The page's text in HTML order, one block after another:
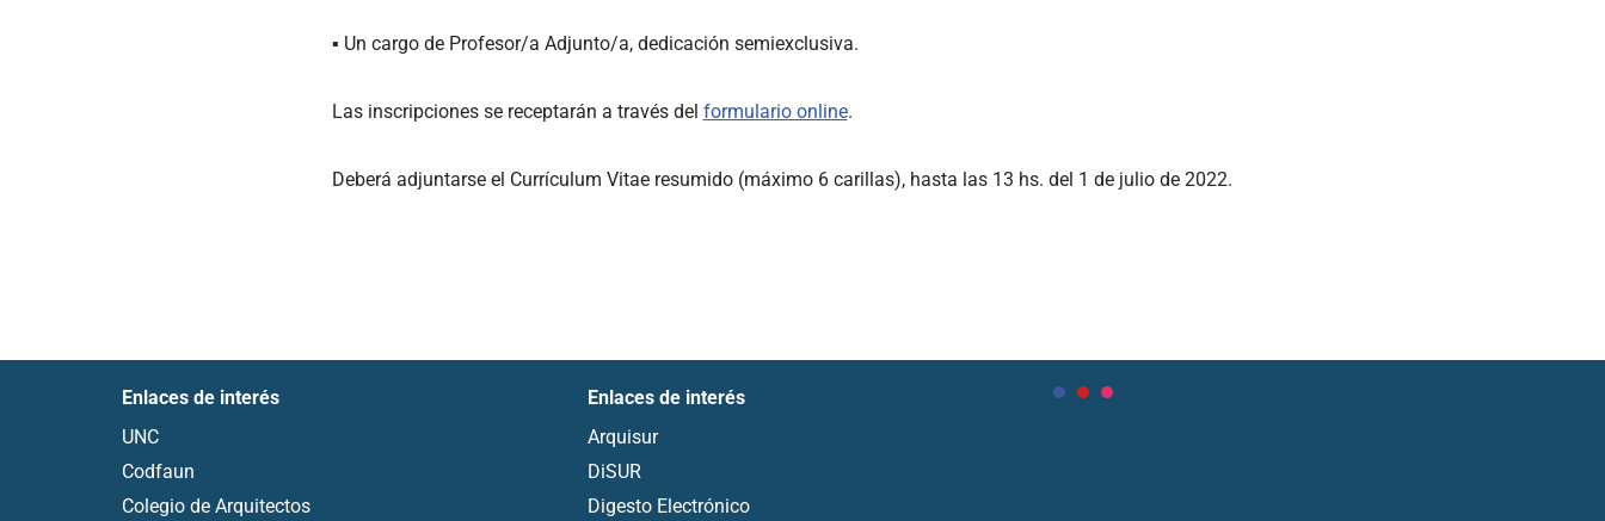
▪ Un cargo de Profesor/a Adjunto/a, dedicación semiexclusiva.
Las inscripciones se receptarán a través del formulario online.
Deberá adjuntarse el Currículum Vitae resumido (máximo 6 carillas), hasta las 13 hs. del 1 de julio de 2022.
Enlaces de interés
UNC
Codfaun
Colegio de Arquitectos
Enlaces de interés
Arquisur
DiSUR
Digesto Electrónico